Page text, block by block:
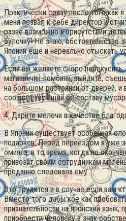
Практически сразу после того как я
меня позвал к себе директор и
разве возможно в присутствии
булочку! Не знаю, обстоятельство
Японии ещё и нереально отыскать
Если вы желаете скоро
магазинчик-комбини, выйдите,
на большом растоянии от дверей, и
соответствующий её составу
4. Дарите мелочи в качестве
В Японии существует особенная
подарков. Перед переездом я уже
омиягэ, в то время, когда по
привозит своим сотрудникам
преданно следовала ему.
Это трудится и в случае если вам
Вместо того дабы кое как
признательности на японский язык,
приобрести человеку в знак